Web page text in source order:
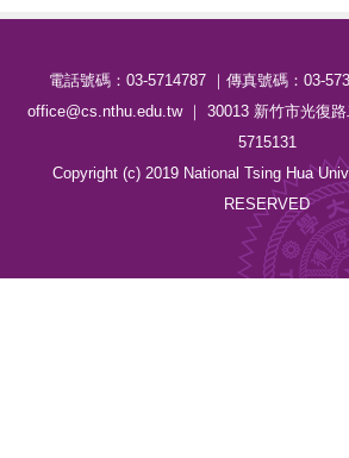
電話號碼：03-5714787 ｜傳真號碼：03-
office@cs.nthu.edu.tw ｜ 30013 新竹市光復
5715131
Copyright (c) 2019 National Tsing Hua
RESERVED